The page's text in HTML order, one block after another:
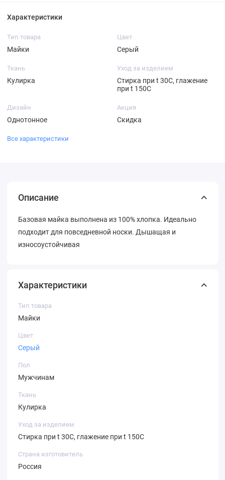
Характеристики
Тип товара
Майки
Цвет
Серый
Ткань
Кулирка
Уход за изделием
Стирка при t 30С, глажение
при t 150С
Дизайн
Однотонное
Акция
Скидка
Все характеристики
Описание
Базовая майка выполнена из 100% хлопка. Идеально
подходит для повседневной носки. Дышащая и
износоустойчивая
Характеристики
Тип товара
Майки
Цвет
Серый
Пол
Мужчинам
Ткань
Кулирка
Уход за изделием
Стирка при t 30С, глажение при t 150С
Страна изготовитель
Россия